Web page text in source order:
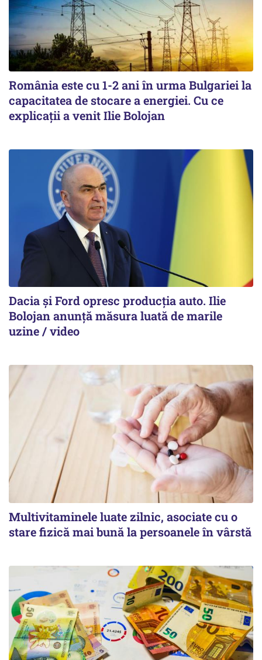
România este cu 1-2 ani în urma Bulgariei la
capacitatea de stocare a energiei. Cu ce
explicații a venit Ilie Bolojan
Dacia și Ford opresc producția auto. Ilie
Bolojan anunță măsura luată de marile
uzine / video
Multivitaminele luate zilnic, asociate cu o
stare fizică mai bună la persoanele în vârstă